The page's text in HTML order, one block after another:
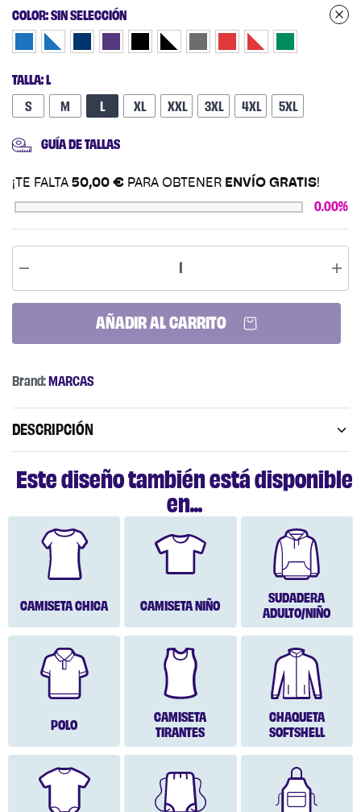
COLOR: SIN SELECCIÓN
TALLA: L
S M L XL XXL +1,00 €3XL +1,00 €4XL +1,00 €5XL +1,00 €
GUÍA DE TALLAS
¡TE FALTA 50,00 € PARA OBTENER ENVÍO GRATIS!
0.00%
AÑADIR AL CARRITO
Brand: MARCAS
DESCRIPCIÓN
Este diseño también está disponible
en...
CAMISETA CHICA CAMISETA NIÑO
SUDADERA
ADULTO/NIÑO
POLO
CAMISETA
TIRANTES
CHAQUETA
SOFTSHELL